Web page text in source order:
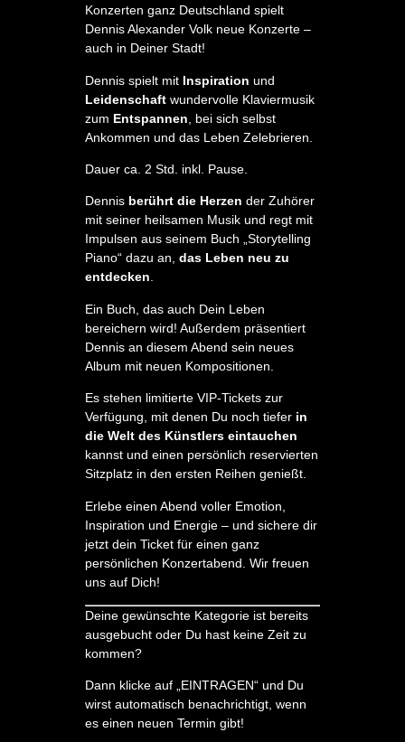
Konzerten ganz Deutschland spielt
Dennis Alexander Volk neue Konzerte –
auch in Deiner Stadt!
Dennis spielt mitInspiration und
Leidenschaftwundervolle Klaviermusik
zum Entspannen , bei sich selbst
Ankommen und das Leben Zelebrieren.
Dauer ca. 2 Std. inkl. Pause.
Dennis berührt die Herzen der Zuhörer
mit seiner heilsamen Musik und regt mit
Impulsen aus seinem Buch „Storytelling
Piano“ dazu an, das Leben neu zu
entdecken.
Ein Buch, das auch Dein Leben
bereichern wird! Außerdem präsentiert
Dennis an diesem Abend sein neues
Album mit neuen Kompositionen.
Es stehen limitierte VIP-Tickets zur
Verfügung, mit denen Du noch tieferin
die Welt des Künstlers eintauchen
kannst und einen persönlich reservierten
Sitzplatz in den ersten Reihen genießt.
Erlebe einen Abend voller Emotion,
Inspiration und Energie – und sichere dir
jetzt dein Ticket für einen ganz
persönlichen Konzertabend. Wir freuen
uns auf Dich!
Deine gewünschte Kategorie ist bereits
ausgebucht oder Du hast keine Zeit zu
kommen?
Dann klicke auf „EINTRAGEN“ und Du
wirst automatisch benachrichtigt, wenn
es einen neuen Termin gibt!